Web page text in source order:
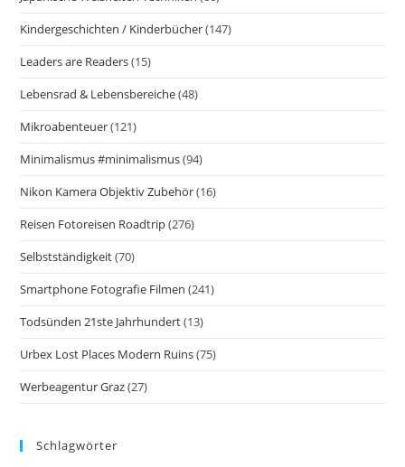
Kindergeschichten / Kinderbücher(147)
Leaders are Readers(15)
Lebensrad & Lebensbereiche(48)
Mikroabenteuer(121)
Minimalismus #minimalismus(94)
Nikon Kamera Objektiv Zubehör(16)
Reisen Fotoreisen Roadtrip(276)
Selbstständigkeit(70)
Smartphone Fotografie Filmen (241)
Todsünden 21ste Jahrhundert(13)
Urbex Lost Places Modern Ruins(75)
Werbeagentur Graz(27)
Schlagwörter